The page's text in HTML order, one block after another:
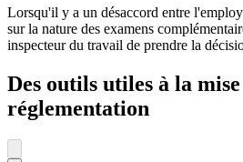
Lorsqu'il y a un désaccord entre
sur la nature des examens
inspecteur du travail de prendre la
Des outils utiles à la
réglementation